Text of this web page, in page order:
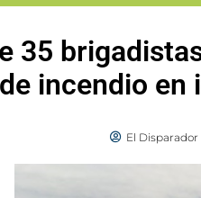
35
incendio en
El Disparador